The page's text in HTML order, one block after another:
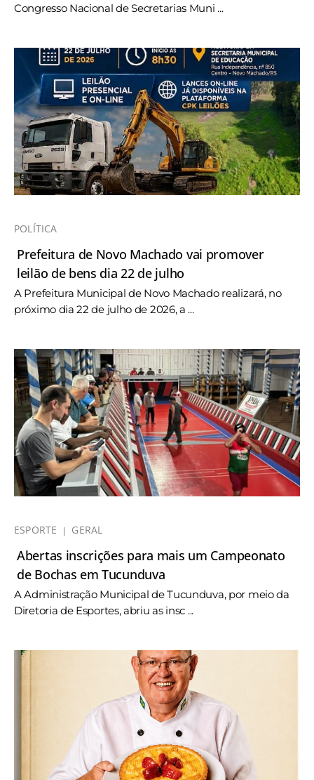
Congresso Nacional de Secretarias Muni ...
POLÍTICA
Prefeitura de Novo Machado vai promover
leilão de bens dia 22 de julho
A Prefeitura Municipal de Novo Machado realizará, no
próximo dia 22 de julho de 2026, a ...
ESPORTE GERAL
Abertas inscrições para mais um Campeonato
de Bochas em Tucunduva
A Administração Municipal de Tucunduva, por meio da
Diretoria de Esportes, abriu as insc ...